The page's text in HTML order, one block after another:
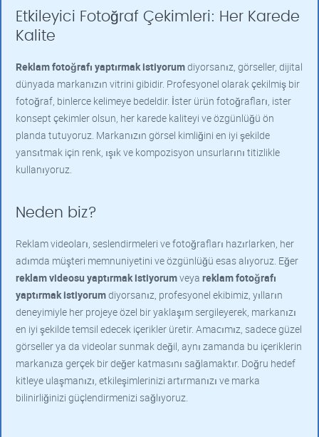
Etkileyici Fotoğraf Çekimleri: Her Karede
Kalite
Reklam fotoğrafı yaptırmak istiyorumdiyorsanız, görseller, dijital
dünyada markanızın vitrini gibidir. Profesyonel olarak çekilmiş bir
fotoğraf, binlerce kelimeye bedeldir. İster ürün fotoğrafları, ister
konsept çekimler olsun, her karede kaliteyi ve özgünlüğü ön
planda tutuyoruz. Markanızın görsel kimliğini en iyi şekilde
yansıtmak için renk, ışık ve kompozisyon unsurlarını titizlikle
kullanıyoruz.
Neden biz?
Reklam videoları, seslendirmeleri ve fotoğrafları hazırlarken, her
adımda müşteri memnuniyetini ve özgünlüğü esas alıyoruz. Eğer
reklam videosu yaptırmak istiyorumveya reklam fotoğrafı
yaptırmak istiyorumdiyorsanız, profesyonel ekibimiz, yılların
deneyimiyle her projeye özel bir yaklaşım sergileyerek, markanızı
en iyi şekilde temsil edecek içerikler üretir. Amacımız, sadece güzel
görseller ya da videolar sunmak değil, aynı zamanda bu içeriklerin
markanıza gerçek bir değer katmasını sağlamaktır. Doğru hedef
kitleye ulaşmanızı, etkileşimlerinizi artırmanızı ve marka
bilinirliğinizi güçlendirmenizi sağlıyoruz.